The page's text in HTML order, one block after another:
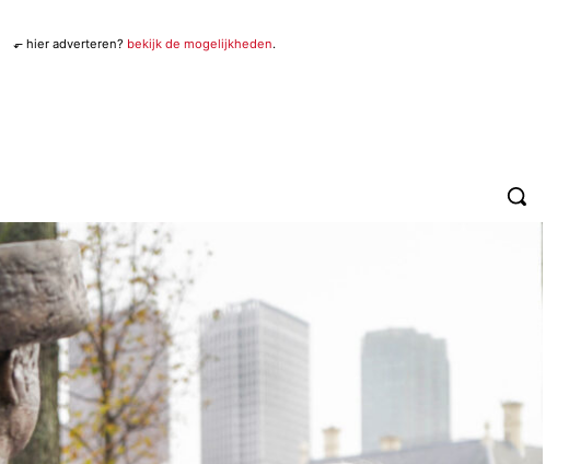
⬐ hier adverteren? bekijk de mogelijkheden.